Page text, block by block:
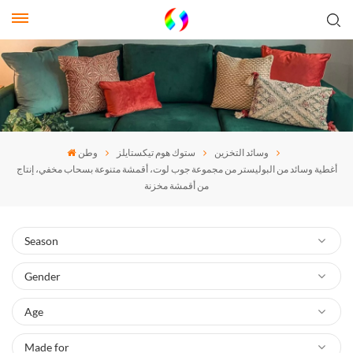
وطن ستوك هوم تيكستايلز
وسائد التخزين
أغطية وسائد من البوليستر من مجموعة جوب لوت، أقمشة متنوعة بسحاب مخفي، إنتاج
من أقمشة مخزنة